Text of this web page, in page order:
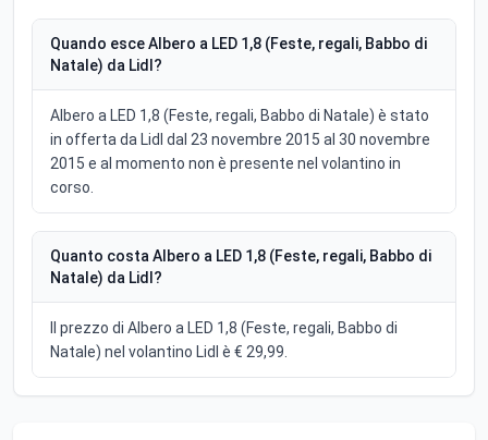
Quando esce Albero a LED 1,8 (Feste, regali, Babbo di
Natale) da Lidl?
Albero a LED 1,8 (Feste, regali, Babbo di Natale) è stato
in offerta da Lidl dal 23 novembre 2015 al 30 novembre
2015 e al momento non è presente nel volantino in
corso.
Quanto costa Albero a LED 1,8 (Feste, regali, Babbo di
Natale) da Lidl?
Il prezzo di Albero a LED 1,8 (Feste, regali, Babbo di
Natale) nel volantino Lidl è € 29,99.